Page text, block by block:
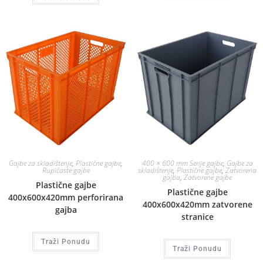
Gajbe za skladištenje, Plastične gajbe,
Rupičaste gajbe
Plastične gajbe
400x600x420mm perforirana
gajba
Traži Ponudu
400 × 600 mm Serije gajbe, Gajbe za
skladištenje, Plastične gajbe,Zatvorena
gajba, Zatvorene gajbe
Plastične gajbe
400x600x420mm zatvorene
stranice
Traži Ponudu